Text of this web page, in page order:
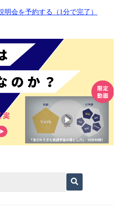
会を予約する（1分で完了）